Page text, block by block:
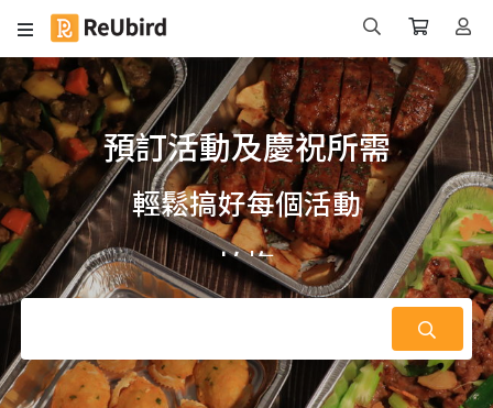
預訂活動及慶祝所需
輕鬆搞好每個活動
企業